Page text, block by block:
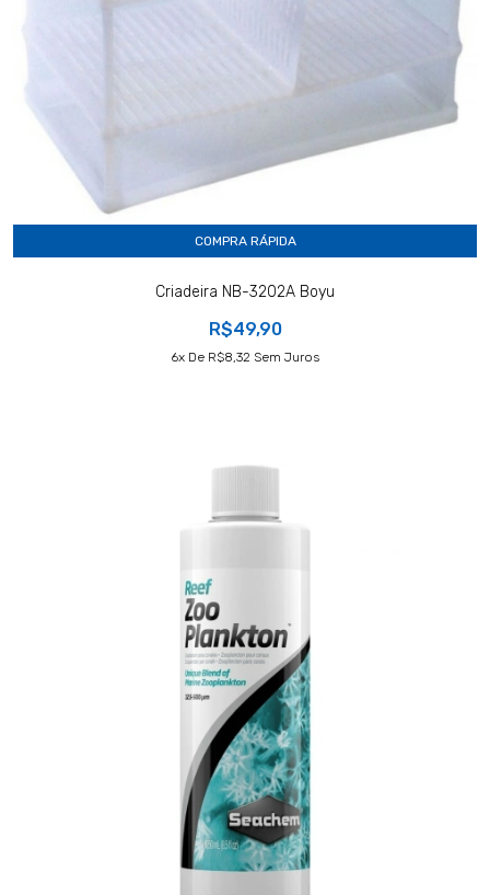
COMPRA RÁPIDA
Criadeira NB-3202A Boyu
R$49,90
6X De R$8,32 Sem Juros